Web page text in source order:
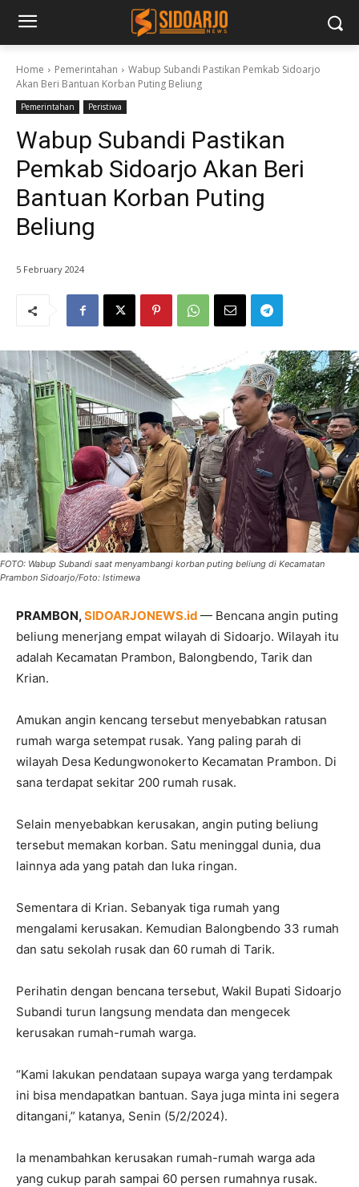
Home Pemerintahan
Wabup Subandi Pastikan Pemkab Sidoarjo
Akan Beri Bantuan Korban Puting Beliung
Pemerintahan Peristiwa
Wabup Subandi Pastikan
Pemkab Sidoarjo Akan Beri
Bantuan Korban Puting
Beliung
5 February 2024
FOTO: Wabup Subandi saat menyambangi korban puting beliung di Kecamatan
Prambon Sidoarjo/Foto: Istimewa
PRAMBON,SIDOARJONEWS.id — Bencana angin puting
beliung menerjang empat wilayah di Sidoarjo. Wilayah itu
adalah Kecamatan Prambon, Balongbendo, Tarik dan
Krian.
Amukan angin kencang tersebut menyebabkan ratusan
rumah warga setempat rusak. Yang paling parah di
wilayah Desa Kedungwonokerto Kecamatan Prambon. Di
sana terdapat sekitar 200 rumah rusak.
Selain menyebabkan kerusakan, angin puting beliung
tersebut memakan korban. Satu meninggal dunia, dua
lainnya ada yang patah dan luka ringan.
Sementara di Krian. Sebanyak tiga rumah yang
mengalami kerusakan. Kemudian Balongbendo 33 rumah
dan satu sekolah rusak dan 60 rumah di Tarik.
Perihatin dengan bencana tersebut, Wakil Bupati Sidoarjo
Subandi turun langsung mendata dan mengecek
kerusakan rumah-rumah warga.
“Kami lakukan pendataan supaya warga yang terdampak
ini bisa mendapatkan bantuan. Saya juga minta ini segera
ditangani,” katanya, Senin (5/2/2024).
Ia menambahkan kerusakan rumah-rumah warga ada
yang cukup parah sampai 60 persen rumahnya rusak.